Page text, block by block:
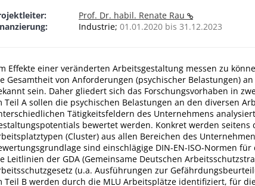
Prof. Dr. habil. Renate Rau
Industrie; 01.01.2020 bis 31.12.2023
Effekte einer veränderten Arbeitsgestaltung messen zu
Gesamtheit von Anforderungen (psychischer Belastungen)
sein. Daher gliedert sich das Forschungsvorhaben in
Teil A sollen die psychischen Belastungen an den diversen
Tätigkeitsfeldern des Unternehmens
bewertet werden. Konkret werden seitens
(Cluster) aus allen Bereichen des
sind einschlägige DIN-EN-ISO-Normen
Leitlinien der GDA (Gemeinsame Deutschen
(u.a. Ausführungen zur
Teil B werden durch die MLU Arbeitsplätze identifiziert, für